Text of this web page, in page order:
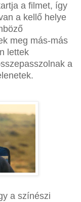
a filmet, így
a kellő helye
meg más-más
lettek
a
a színészi